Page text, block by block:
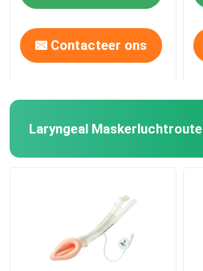
Contacteer ons
Laryngeal Maskerluchtroute